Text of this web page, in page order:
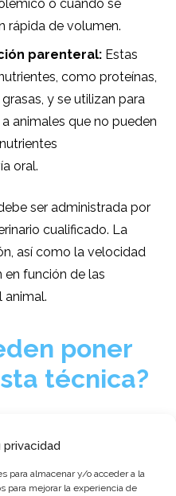
para almacenar y/o acceder a la
para mejorar la experiencia de
o cuando se
rápida de volumen.
parenteral: Estas
como proteínas,
y se utilizan para
animales que no pueden
oral.
ser administrada por
cualificado. La
así como la velocidad
en función de las
animal.
poner
técnica?
tener un profundo
los desequilibrios